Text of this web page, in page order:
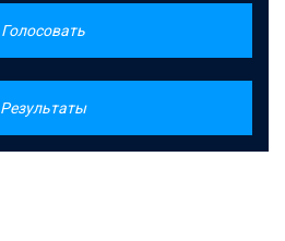
Голосовать
Результаты